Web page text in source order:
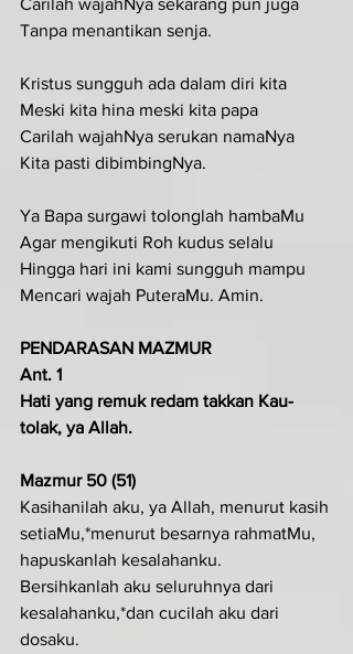
Carilah wajahNya sekarang pun juga
Tanpa menantikan senja.
Kristus sungguh ada dalam diri kita
Meski kita hina meski kita papa
Carilah wajahNya serukan namaNya
Kita pasti dibimbingNya.
Ya Bapa surgawi tolonglah hambaMu
Agar mengikuti Roh kudus selalu
Hingga hari ini kami sungguh mampu
Mencari wajah PuteraMu. Amin.
PENDARASAN MAZMUR
Ant. 1
Hati yang remuk redam takkan Kau-
tolak, ya Allah.
Mazmur 50 (51)
Kasihanilah aku, ya Allah, menurut kasih
setiaMu,*menurut besarnya rahmatMu,
hapuskanlah kesalahanku.
Bersihkanlah aku seluruhnya dari
kesalahanku,*dan cucilah aku dari
dosaku.